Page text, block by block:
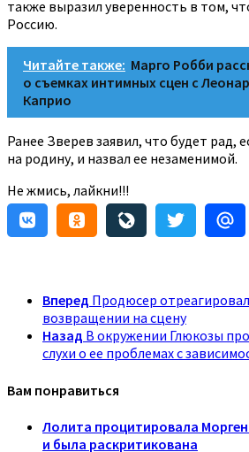
также выразил уверенность в том,
Россию.
Читайте также: Марго Робби
о съемках интимных сцен с
Каприо
Ранее Зверев заявил, что будет рад,
на родину, и назвал ее незаменимой.
Не жмись, лайкни!!!
Вперед Продюсер
возвращении на сцену
Назад В окружении Глюкозы
слухи о ее проблемах с
Вам понравиться
Лолита процитировала
и была раскритикована